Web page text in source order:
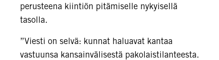
perusteena kiintiön pitämiselle nykyisellä
tasolla.
”Viesti on selvä: kunnat haluavat kantaa
vastuunsa kansainvälisestä pakolaistilanteesta.